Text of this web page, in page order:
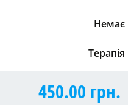
Немає
Терапія
450.00 грн.